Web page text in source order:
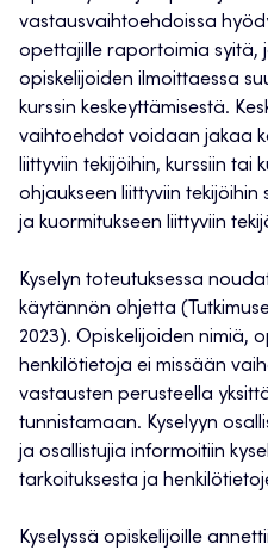
vastausvaihtoehdoissa
opettajille raportoimia syitä,
opiskelijoiden ilmoittaessa
kurssin keskeyttämisestä.
vaihtoehdot voidaan jakaa
liittyviin tekijöihin, kurssiin tai
ohjaukseen liittyviin
ja kuormitukseen liittyviin
Kyselyn toteutuksessa
käytännön ohjetta
2023). Opiskelijoiden nimiä,
henkilötietoja ei missään
vastausten perusteella
tunnistamaan. Kyselyyn
ja osallistujia informoitiin
tarkoituksesta ja
Kyselyssä opiskelijoille